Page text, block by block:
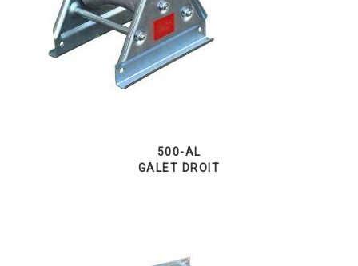
500-AL
GALET DROIT